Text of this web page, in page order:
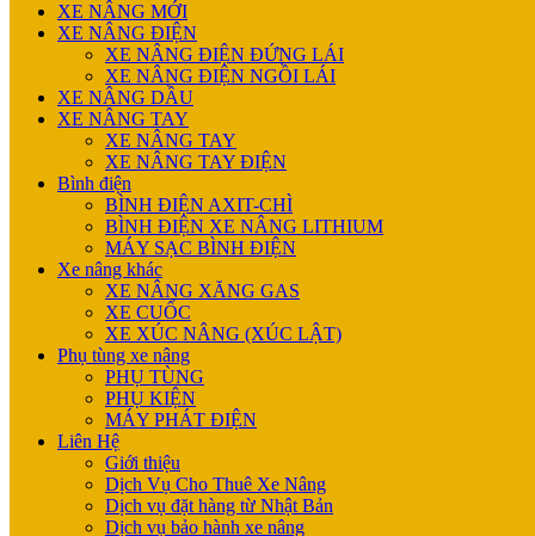
XE NÂNG MỚI
XE NÂNG ĐIỆN
XE NÂNG ĐIỆN ĐỨNG LÁI
XE NÂNG ĐIỆN NGỒI LÁI
XE NÂNG DẦU
XE NÂNG TAY
XE NÂNG TAY
XE NÂNG TAY ĐIỆN
Bình điện
BÌNH ĐIỆN AXIT-CHÌ
BÌNH ĐIỆN XE NÂNG LITHIUM
MÁY SẠC BÌNH ĐIỆN
Xe nâng khác
XE NÂNG XĂNG GAS
XE CUỐC
XE XÚC NÂNG (XÚC LẬT)
Phụ tùng xe nâng
PHỤ TÙNG
PHỤ KIỆN
MÁY PHÁT ĐIỆN
Liên Hệ
Giới thiệu
Dịch Vụ Cho Thuê Xe Nâng
Dịch vụ đặt hàng từ Nhật Bản
Dịch vụ bảo hành xe nâng